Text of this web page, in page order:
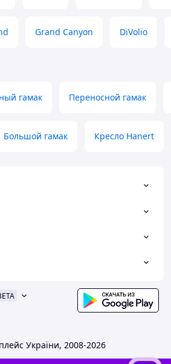
Grand Canyon DiVolio
гамак Переносной гамак
Большой гамак Кресло Hanert
України, 2008-2026